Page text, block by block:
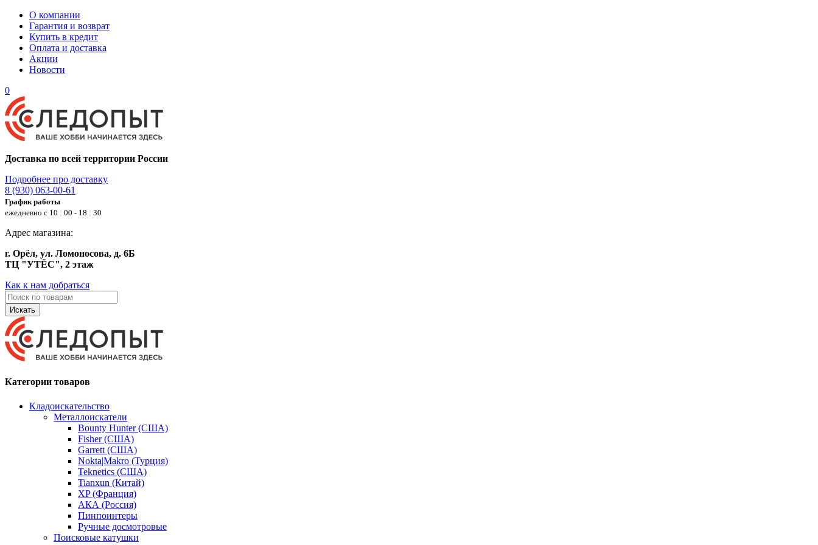
О компании
Гарантия и возврат
Купить в кредит
Оплата и доставка
Акции
Новости
0
Доставка по всей территории России
Подробнее про доставку
8 (930) 063-00-61
График работы
ежедневно с 10 : 00 - 18 : 30
Адрес магазина:
г. Орёл, ул. Ломоносова, д. 6Б
ТЦ "УТЁС", 2 этаж
Как к нам добраться
Искать
Категории товаров
Кладоискательство
Металлоискатели
Bounty Hunter (США)
Fisher (США)
Garrett (США)
Nokta|Makro (Турция)
Teknetics (США)
Tianxun (Китай)
XP (Франция)
АКА (Россия)
Пинпоинтеры
Ручные досмотровые
Поисковые катушки